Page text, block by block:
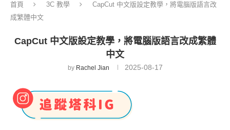
首頁 3C 教學
CapCut 中文版設定教學，將電腦版語言改
成繁體中文
CapCut 中文版設定教學，將電腦版語言改成繁體
中文
by Rachel Jian 2025-08-17